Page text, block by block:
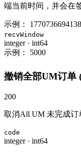
端当前时间，并会在
示例： 1770736694138
recvWindow
integer· int64
示例：
5000
撤销全部UM订单
200
取消All UM 未完成订
code
integer· int64